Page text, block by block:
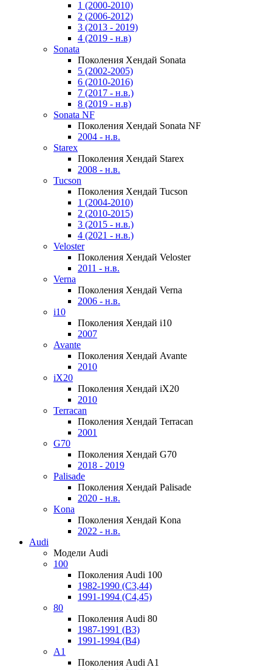
1 (2000-2010)
2 (2006-2012)
3 (2013 - 2019)
4 (2019 - н.в)
Sonata
Поколения Хендай Sonata
5 (2002-2005)
6 (2010-2016)
7 (2017 - н.в.)
8 (2019 - н.в)
Sonata NF
Поколения Хендай Sonata NF
2004 - н.в.
Starex
Поколения Хендай Starex
2008 - н.в.
Tucson
Поколения Хендай Tucson
1 (2004-2010)
2 (2010-2015)
3 (2015 - н.в.)
4 (2021 - н.в.)
Veloster
Поколения Хендай Veloster
2011 - н.в.
Verna
Поколения Хендай Verna
2006 - н.в.
i10
Поколения Хендай i10
2007
Avante
Поколения Хендай Avante
2010
iX20
Поколения Хендай iX20
2010
Terracan
Поколения Хендай Terracan
2001
G70
Поколения Хендай G70
2018 - 2019
Palisade
Поколения Хендай Palisade
2020 - н.в.
Kona
Поколения Хендай Kona
2022 - н.в.
Audi
Модели Audi
100
Поколения Audi 100
1982-1990 (С3,44)
1991-1994 (С4,45)
80
Поколения Audi 80
1987-1991 (B3)
1991-1994 (B4)
A1
Поколения Audi A1